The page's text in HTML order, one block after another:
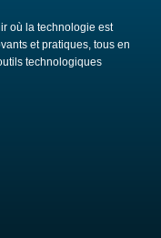
où la technologie est
et pratiques, tous en
technologiques